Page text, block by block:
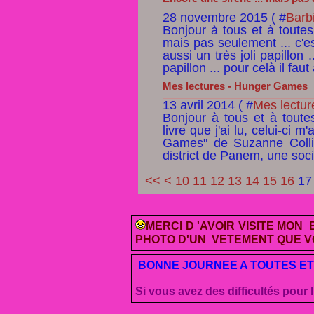
28 novembre 2015 ( #
Bonjour à tous et à
mais pas seulement ...
aussi un très joli papillon
papillon ... pour celà il faut
Mes lectures - Hunger Games
13 avril 2014 ( #Mes
Bonjour à tous et à
livre que j'ai lu, celui-ci
Games" de Suzanne
district de Panem, une
<< < 10 11 12 13 14 15 16 17
MERCI D 'AVOIR VISITE MON
PHOTO D'UN VETEMENT QUE
BONNE JOURNEE A TOUTES
Si vous avez des difficultés pour